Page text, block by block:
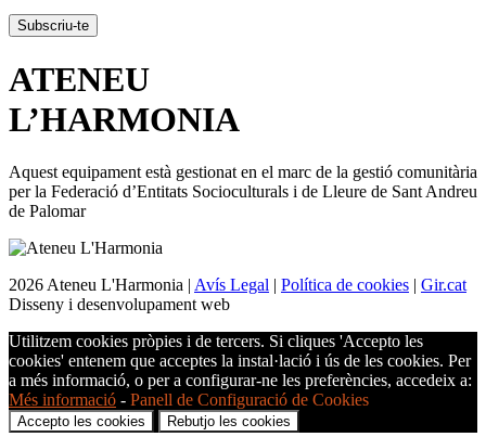
ATENEU
L’HARMONIA
Aquest equipament està gestionat en el marc de la gestió comunitària
per la Federació d’Entitats Socioculturals i de Lleure de Sant Andreu
de Palomar
2026 Ateneu L'Harmonia | Avís Legal Política de cookies
Gir.cat
Disseny i desenvolupament web
Utilitzem cookies pròpies i de tercers. Si cliques 'Accepto les
cookies' entenem que acceptes la instal·lació i ús de les cookies. Per
a més informació, o per a configurar-ne les preferències, accedeix a:
Més informació - Panell de Configuració de Cookies
Accepto les cookies Rebutjo les cookies